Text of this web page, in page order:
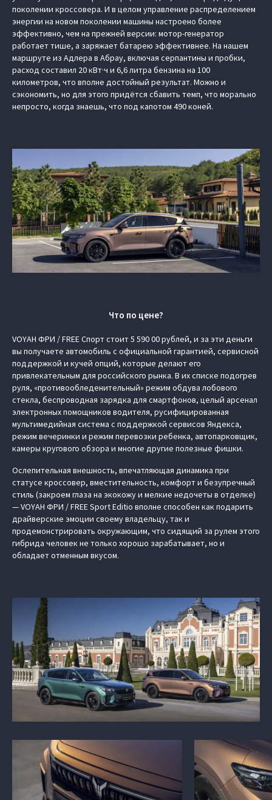
поколении кроссовера. И в целом управление распределением
энергии на новом поколении машины настроено более
эффективно, чем на прежней версии: мотор-генератор
работает тише, а заряжает батарею эффективнее. На нашем
маршруте из Адлера в Абрау, включая серпантины и пробки,
расход составил 20 кВт·ч и 6,6 литра бензина на 100
километров, что вполне достойный результат. Можно и
сэкономить, но для этого придётся сбавить темп, что морально
непросто, когда знаешь, что под капотом 490 коней.
Что по цене?
VOYAH ФРИ / FREE Спорт стоит 5 590 00 рублей, и за эти деньги
вы получаете автомобиль с официальной гарантией, сервисной
поддержкой и кучей опций, которые делают его
привлекательным для российского рынка. В их списке подогрев
руля, «противообледенительный» режим обдува лобового
стекла, беспроводная зарядка для смартфонов, целый арсенал
электронных помощников водителя, русифицированная
мультимедийная система с поддержкой сервисов Яндекса,
режим вечеринки и режим перевозки ребенка, автопарковщик,
камеры кругового обзора и многие другие полезные фишки.
Ослепительная внешность, впечатляющая динамика при
статусе кроссовер, вместительность, комфорт и безупречный
стиль (закроем глаза на экокожу и мелкие недочеты в отделке)
— VOYAH ФРИ / FREE Sport Editio вполне способен как подарить
драйверские эмоции своему владельцу, так и
продемонстрировать окружающим, что сидящий за рулем этого
гибрида человек не только хорошо зарабатывает, но и
обладает отменным вкусом.